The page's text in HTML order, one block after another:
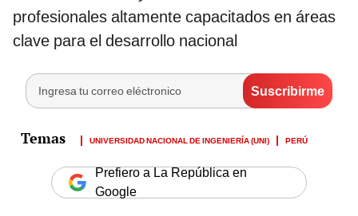
profesionales altamente capacitados en áreas
clave para el desarrollo nacional
UNIVERSIDAD NACIONAL DE INGENIERÍA (UNI) PERÚ
Prefiero a La República en
Google